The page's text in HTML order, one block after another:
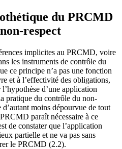
du PRCMD
respect
implicites au PRCMD, voire
les instruments de contrôle du
ce principe n’a pas une fonction
et à l’effectivité des obligations,
d’une application
pratique du contrôle du non-
d’autant moins dépourvue de tout
paraît nécessaire à ce
de constater que l’application
partielle et ne va pas sans
le PRCMD (2.2).